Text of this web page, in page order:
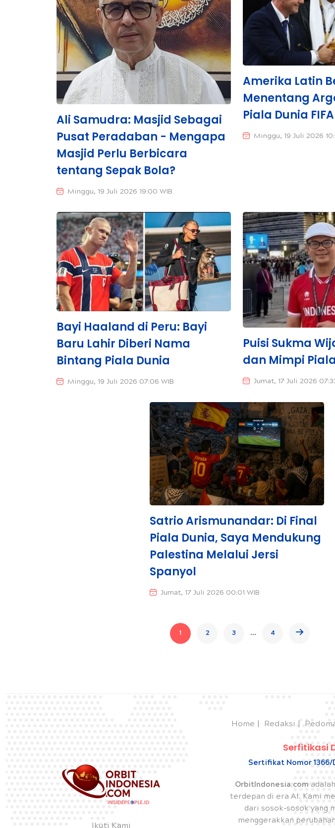
Ali Samudra: Masjid Sebagai
Pusat Peradaban - Mengapa
Masjid Perlu Berbicara
tentang Sepak Bola?
Minggu, 19 Juli 2026 19:00 WIB
Amerika Latin
Menentang
Piala Dunia FIFA
Minggu, 19 Juli 2026
Bayi Haaland di Peru: Bayi
Baru Lahir Diberi Nama
Bintang Piala Dunia
Minggu, 19 Juli 2026 07:06 WIB
Puisi Sukma
dan Mimpi
Jumat, 17 Juli 2026
Satrio Arismunandar: Di Final
Piala Dunia, Saya Mendukung
Palestina Melalui Jersi
Spanyol
Jumat, 17 Juli 2026 00:01 WIB
1 2 3 ... 4
Ikuti Kami
Home Redaksi
Serfitikasi
Sertifikat Nomor
OrbitIndonesia.com
terdepan di era AI. Kami
dari sosok-sosok yang
menggerakkan